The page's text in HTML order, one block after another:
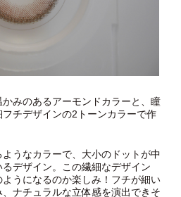
みのあるアーモンドカラーと、瞳
チデザインの2トーンカラーで作
うなカラーで、大小のドットが中
デザイン。この繊細なデザイン
うになるのか楽しみ！フチが細い
ナチュラルな立体感を演出できそ